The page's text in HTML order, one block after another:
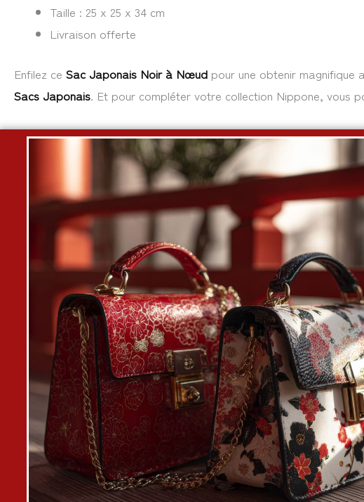
Taille : 25 x 25 x 34 cm
Livraison offerte
Enfilez ce Sac Japonais Noir à Nœud pour une obtenir magnifique
Sacs Japonais. Et pour compléter votre collection Nippone, vous